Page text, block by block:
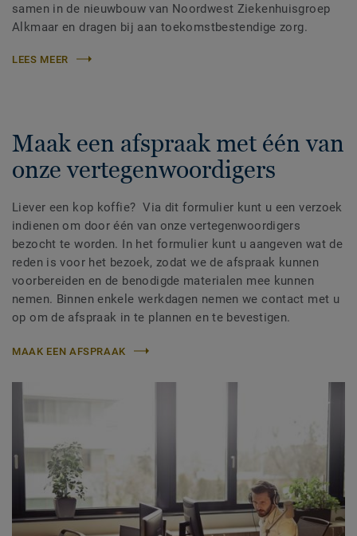
samen in de nieuwbouw van Noordwest Ziekenhuisgroep
Alkmaar en dragen bij aan toekomstbestendige zorg.
LEES MEER
Maak een afspraak met één van
onze vertegenwoordigers
Liever een kop koffie? Via dit formulier kunt u een verzoek
indienen om door één van onze vertegenwoordigers
bezocht te worden. In het formulier kunt u aangeven wat de
reden is voor het bezoek, zodat we de afspraak kunnen
voorbereiden en de benodigde materialen mee kunnen
nemen. Binnen enkele werkdagen nemen we contact met u
op om de afspraak in te plannen en te bevestigen.
MAAK EEN AFSPRAAK